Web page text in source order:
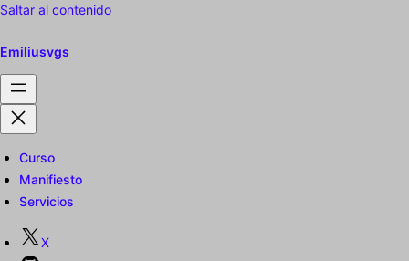
Saltar al contenido
Emiliusvgs
Curso
Manifiesto
Servicios
X